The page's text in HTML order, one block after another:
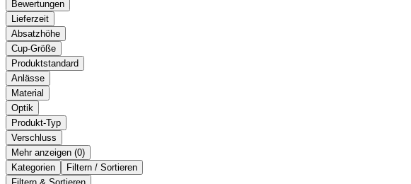
Bewertungen
Lieferzeit
Absatzhöhe
Cup-Größe
Produktstandard
Anlässe
Material
Optik
Produkt-Typ
Verschluss
Mehr anzeigen ( )
Kategorien
Filtern / Sortieren